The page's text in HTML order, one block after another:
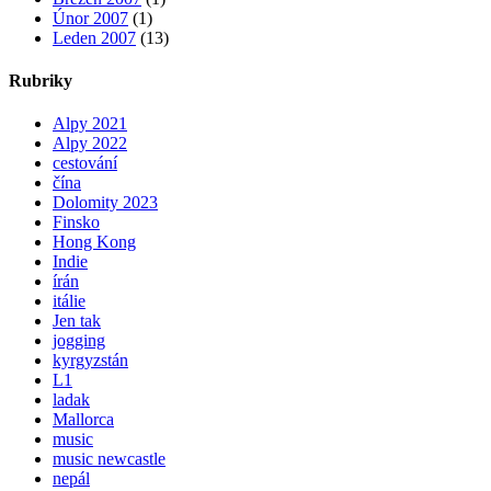
Únor 2007 (1)
Leden 2007 (13)
Rubriky
Alpy 2021
Alpy 2022
cestování
čína
Dolomity 2023
Finsko
Hong Kong
Indie
írán
itálie
Jen tak
jogging
kyrgyzstán
L1
ladak
Mallorca
music
music newcastle
nepál